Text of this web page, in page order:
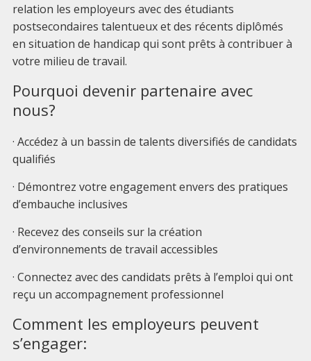
relation les employeurs avec des étudiants
postsecondaires talentueux et des récents diplômés
en situation de handicap qui sont prêts à contribuer à
votre milieu de travail.
Pourquoi devenir partenaire avec
nous?
· Accédez à un bassin de talents diversifiés de candidats
qualifiés
· Démontrez votre engagement envers des pratiques
d’embauche inclusives
· Recevez des conseils sur la création
d’environnements de travail accessibles
· Connectez avec des candidats prêts à l’emploi qui ont
reçu un accompagnement professionnel
Comment les employeurs peuvent
s’engager: